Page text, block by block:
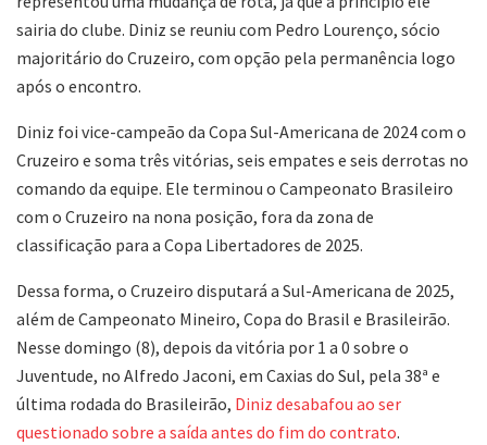
sairia do clube. Diniz se reuniu com Pedro Lourenço, sócio
majoritário do Cruzeiro, com opção pela permanência logo
após o encontro.
Diniz foi vice-campeão da Copa Sul-Americana de 2024 com o
Cruzeiro e soma três vitórias, seis empates e seis derrotas no
comando da equipe. Ele terminou o Campeonato Brasileiro
com o Cruzeiro na nona posição, fora da zona de
classificação para a Copa Libertadores de 2025.
Dessa forma, o Cruzeiro disputará a Sul-Americana de 2025,
além de Campeonato Mineiro, Copa do Brasil e Brasileirão.
Nesse domingo (8), depois da vitória por 1 a 0 sobre o
Juventude, no Alfredo Jaconi, em Caxias do Sul, pela 38ª e
última rodada do Brasileirão, Diniz desabafou ao ser
questionado sobre a saída antes do fim do contrato.